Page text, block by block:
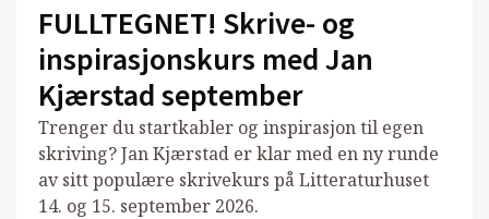
FULLTEGNET! Skrive- og
inspirasjonskurs med Jan
Kjærstad september
Trenger du startkabler og inspirasjon til egen
skriving? Jan Kjærstad er klar med en ny runde
av sitt populære skrivekurs på Litteraturhuset
14. og 15. september 2026.